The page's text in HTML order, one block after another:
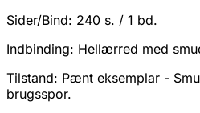
Sider/Bind: 240 s. / 1 bd.
Indbinding: Hellærred med
Tilstand: Pænt eksemplar -
brugsspor.